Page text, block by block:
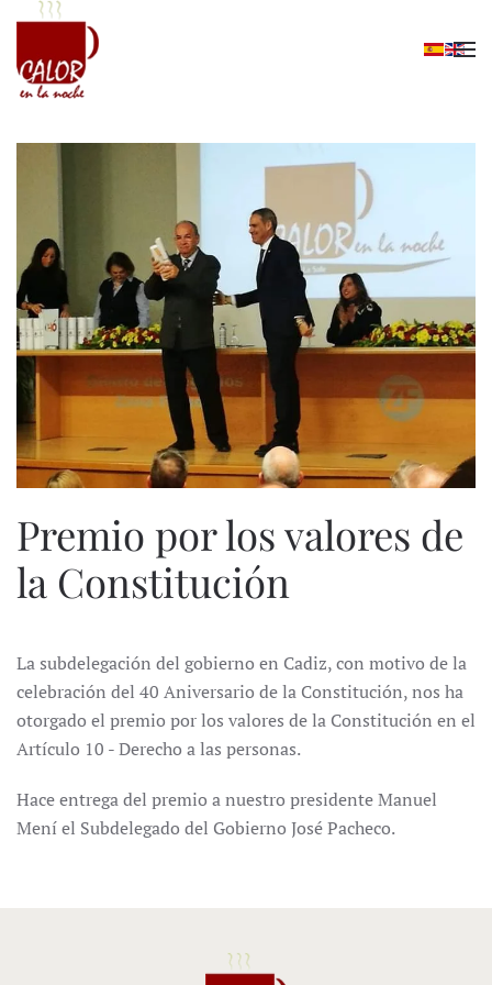
Skip to main content
Premio por los valores de
la Constitución
La subdelegación del gobierno en Cadiz, con motivo de la
celebración del 40 Aniversario de la Constitución, nos ha
otorgado el premio por los valores de la Constitución en el
Artículo 10 - Derecho a las personas.
Hace entrega del premio a nuestro presidente Manuel
Mení el Subdelegado del Gobierno José Pacheco.